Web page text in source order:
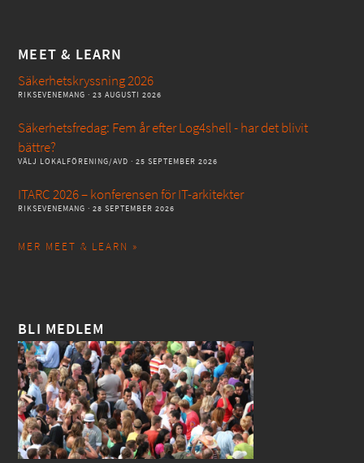
MEET & LEARN
Säkerhetskryssning 2026
RIKSEVENEMANG · 23 AUGUSTI 2026
Säkerhetsfredag: Fem år efter Log4shell - har det blivit
bättre?
VÄLJ LOKALFÖRENING/AVD · 25 SEPTEMBER 2026
ITARC 2026 – konferensen för IT-arkitekter
RIKSEVENEMANG · 28 SEPTEMBER 2026
MER MEET & LEARN »
BLI MEDLEM